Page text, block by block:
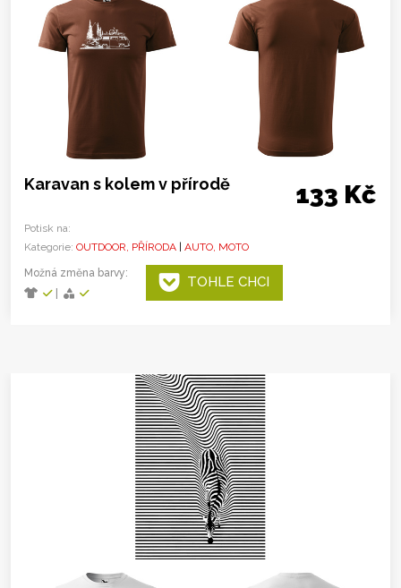
Karavan s kolem v přírodě 133 Kč
Potisk na:
Kategorie: OUTDOOR, PŘÍRODA AUTO, MOTO
Možná změna barvy:
TOHLE CHCI